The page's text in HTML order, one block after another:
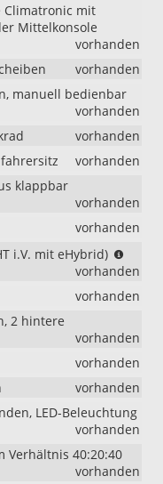
Climatronic mit
Mittelkonsole
vorhanden
vorhanden
manuell bedienbar
vorhanden
vorhanden
vorhanden
klappbar
vorhanden
vorhanden
i.V. mit eHybrid)
i.V.
vorhanden
vorhanden
2 hintere
vorhanden
vorhanden
vorhanden
LED-Beleuchtung
vorhanden
Verhältnis 40:20:40
vorhanden